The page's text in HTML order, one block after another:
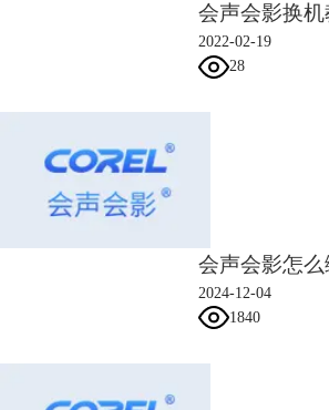
7、然后再一次快照，然后为其添加淡出的基本设
8、在覆叠轨1中插入一张素材，右击鼠标选择“
参数为：X=Y=0，阻光度为0；在0.12秒的位置
数依旧是：X=Y=0，阻光度为100；末尾帧的位
阻光度为100；大小有之前的X=109，Y=100，
9、在覆叠轨2中插入一个遮罩素材，设置阻光度
的20，末尾帧也是20，设置完点击确定
10、在覆叠轨3中插入一个白色的色块，右击鼠
的形状让画面有灵动感，使得记录不在生硬。
会声会影换机
2022-02-19
28
2024-12-04
1840